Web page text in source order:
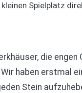
Spielplatz
die
haben erstmal
Stein